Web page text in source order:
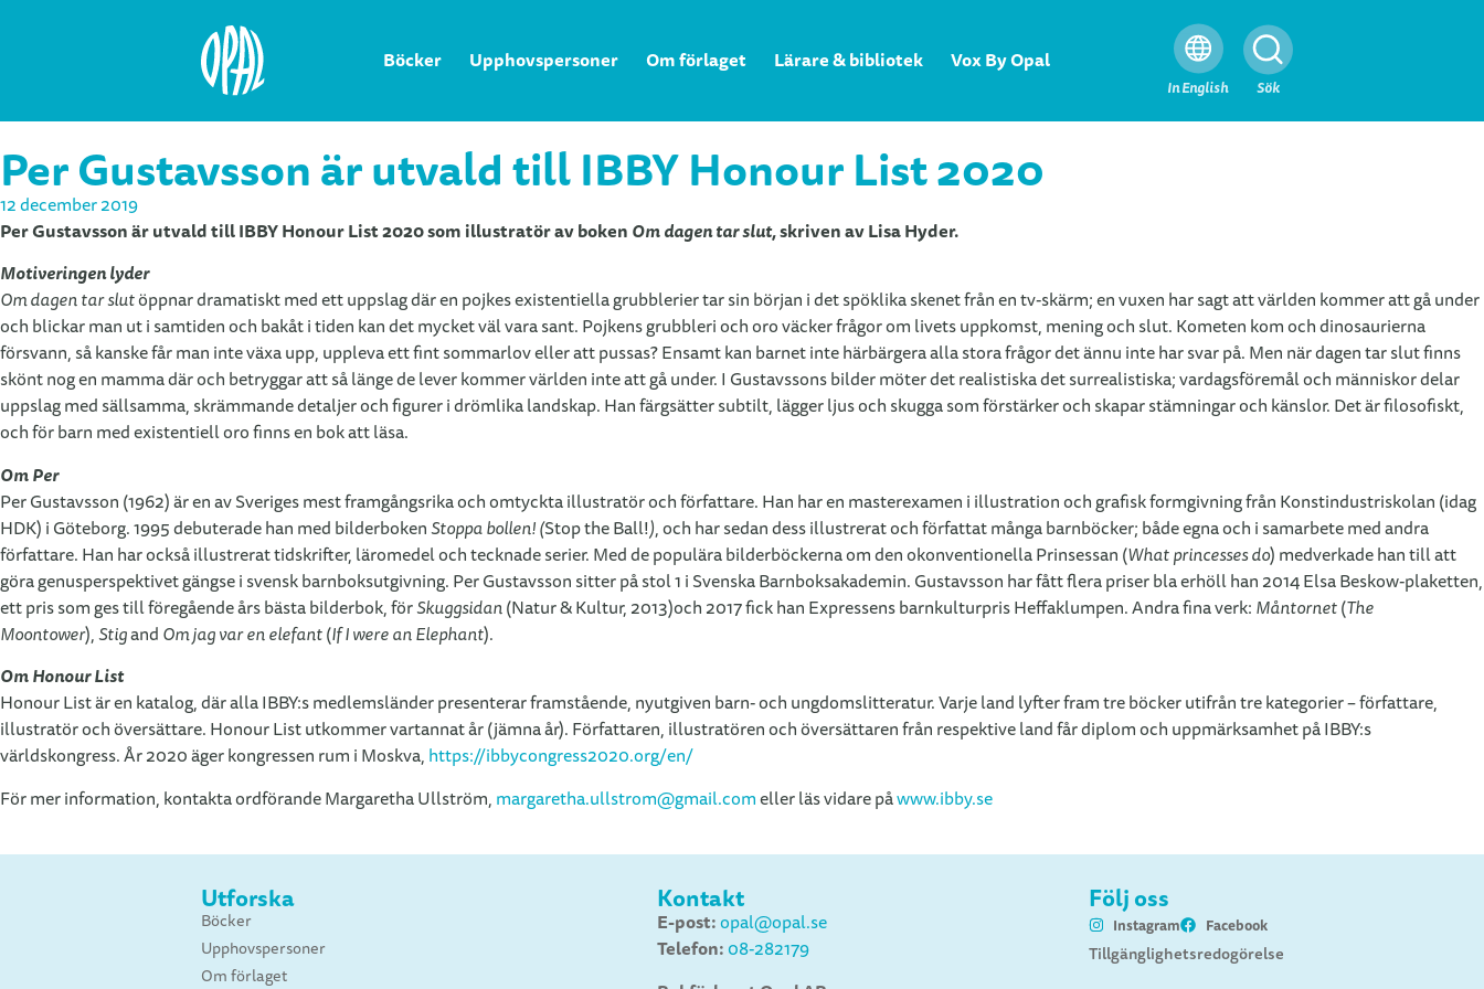
Böcker Upphovspersoner Om förlaget Lärare & bibliotek Vox By Opal
In English Sök
Stäng
Per Gustavsson är utvald till IBBY Honour List 2020
12 december 2019
Per Gustavsson är utvald till IBBY Honour List 2020 som illustratör av boken Om dagen tar slut,skriven av Lisa Hyder.
Motiveringen lyder
Om dagen tar slutöppnar dramatiskt med ett uppslag där en pojkes existentiella grubblerier tar sin början i det spöklika skenet från en tv-skärm; en vuxen har sagt att världen kommer att gå under
och blickar man ut i samtiden och bakåt i tiden kan det mycket väl vara sant. Pojkens grubbleri och oro väcker frågor om livets uppkomst, mening och slut. Kometen kom och dinosaurierna
försvann, så kanske får man inte växa upp, uppleva ett fint sommarlov eller att pussas? Ensamt kan barnet inte härbärgera alla stora frågor det ännu inte har svar på. Men när dagen tar slut finns
skönt nog en mamma där och betryggar att så länge de lever kommer världen inte att gå under. I Gustavssons bilder möter det realistiska det surrealistiska; vardagsföremål och människor delar
uppslag med sällsamma, skrämmande detaljer och figurer i drömlika landskap. Han färgsätter subtilt, lägger ljus och skugga som förstärker och skapar stämningar och känslor. Det är filosofiskt,
och för barn med existentiell oro finns en bok att läsa.
Om Per
Per Gustavsson (1962) är en av Sveriges mest framgångsrika och omtyckta illustratör och författare. Han har en masterexamen i illustration och grafisk formgivning från Konstindustriskolan (idag
HDK) i Göteborg. 1995 debuterade han med bilderbokenStoppa bollen! (Stop the Ball!), och har sedan dess illustrerat och författat många barnböcker; både egna och i samarbete med andra
författare. Han har också illustrerat tidskrifter, läromedel och tecknade serier. Med de populära bilderböckerna om den okonventionella Prinsessan (What princesses do) medverkade han till att
göra genusperspektivet gängse i svensk barnboksutgivning. Per Gustavsson sitter på stol 1 i Svenska Barnboksakademin. Gustavsson har fått flera priser bla erhöll han 2014 Elsa Beskow-plaketten,
ett pris som ges till föregående års bästa bilderbok, förSkuggsidan(Natur & Kultur, 2013)och 2017 fick han Expressens barnkulturpris Heffaklumpen. Andra fina verk: Måntornet(The
Moontower),Stigand Om jag var en elefant(If I were an Elephant).
Om Honour List
Honour List är en katalog, där alla IBBY:s medlemsländer presenterar framstående, nyutgiven barn- och ungdomslitteratur. Varje land lyfter fram tre böcker utifrån tre kategorier – författare,
illustratör och översättare. Honour List utkommer vartannat år (jämna år). Författaren, illustratören och översättaren från respektive land får diplom och uppmärksamhet på IBBY:s
världskongress. År 2020 äger kongressen rum i Moskva, https://ibbycongress2020.org/en/
För mer information, kontakta ordförande Margaretha Ullström, margaretha.ullstrom@gmail.comeller läs vidare påwww.ibby.se
Utforska
Böcker
Upphovspersoner
Om förlaget
Kontakt
E-post:opal@opal.se
Telefon:08-282179
Följ oss
Instagram Facebook
Tillgänglighetsredogörelse